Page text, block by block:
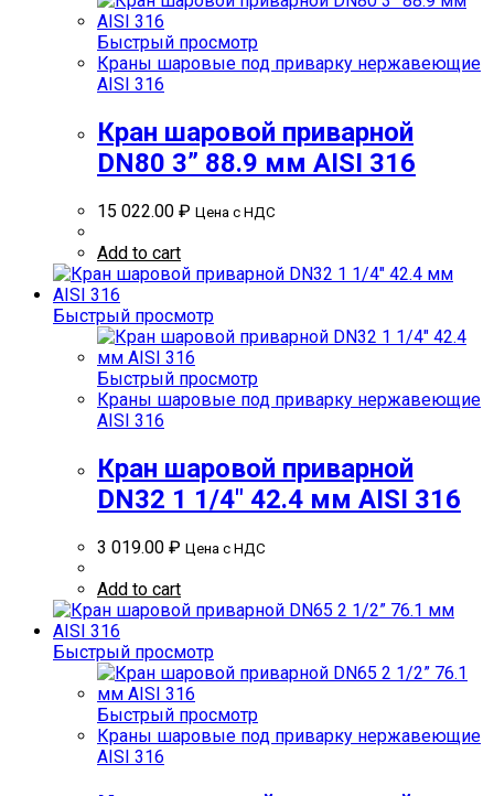
Быстрый просмотр
Краны шаровые под приварку нержавеющие
AISI 316
Кран шаровой приварной
DN80 3” 88.9 мм AISI 316
15 022.00 ₽ Цена с НДС
Add to cart
Быстрый просмотр
Быстрый просмотр
Краны шаровые под приварку нержавеющие
AISI 316
Кран шаровой приварной
DN32 1 1/4″ 42.4 мм AISI 316
3 019.00 ₽ Цена с НДС
Add to cart
Быстрый просмотр
Быстрый просмотр
Краны шаровые под приварку нержавеющие
AISI 316